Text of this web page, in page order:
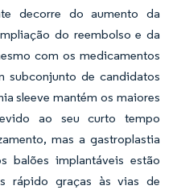
decorre do aumento da
do reembolso e da
com os medicamentos
subconjunto de candidatos
sleeve mantém os maiores
ao seu curto tempo
mas a gastroplastia
balões implantáveis estão
rápido graças às vias de